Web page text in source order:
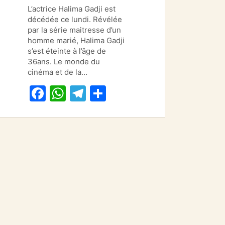
c
e
b
o
o
k
at
s
A
p
p
e
gr
a
m
ta
g
er
L’actrice Halima Gadji est
décédée ce lundi. Révélée
par la série maitresse d’un
homme marié, Halima Gadji
s’est éteinte à l’âge de
36ans. Le monde du
cinéma et de la…
F
W T